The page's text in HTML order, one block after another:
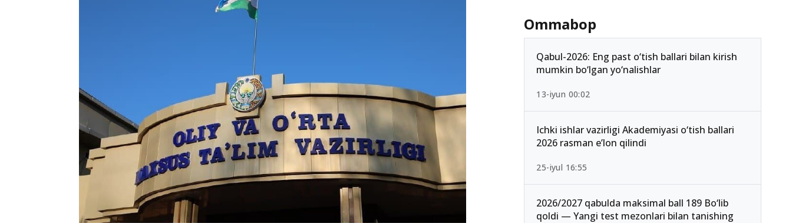
Ommabop
Qabul-2026: Eng past o‘tish ballari bilan kirish
mumkin bo‘lgan yo‘nalishlar
13-iyun 00:02
Ichki ishlar vazirligi Akademiyasi o‘tish ballari
2026 rasman e’lon qilindi
25-iyul 16:55
2026/2027 qabulda maksimal ball 189 Bo‘lib
qoldi — Yangi test mezonlari bilan tanishing